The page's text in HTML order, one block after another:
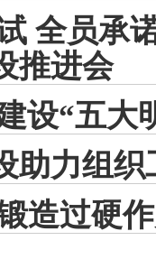
全员
推进会
设“五大
助力组
造过硬